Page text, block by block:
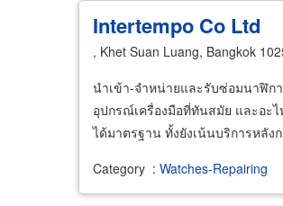
Intertempo Co Ltd
, Khet Suan Luang, Bangkok
นำเข้า-จำหน่ายและรับซ่อมนาฬิก
อุปกรณ์เครื่องมือที่ทันสมัย และอะ
ได้มาตรฐาน ทั้งยังเน้นบริการหลั
Category : Watches-Repairing